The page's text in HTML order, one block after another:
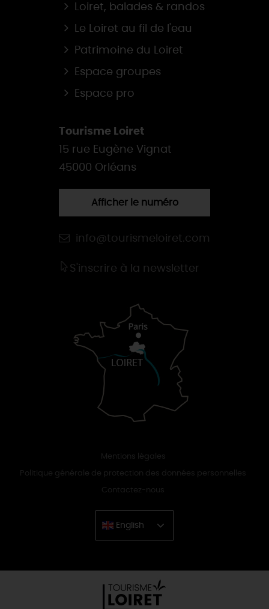
Loiret, balades & randos
Le Loiret au fil de l'eau
Patrimoine du Loiret
Espace groupes
Espace pro
Tourisme Loiret
15 rue Eugène Vignat
45000 Orléans
Afficher le numéro
info@tourismeloiret.com
S'inscrire à la newsletter
Mentions légales
Politique générale de protection des données personnelles
Contactez-nous
English
Chinese